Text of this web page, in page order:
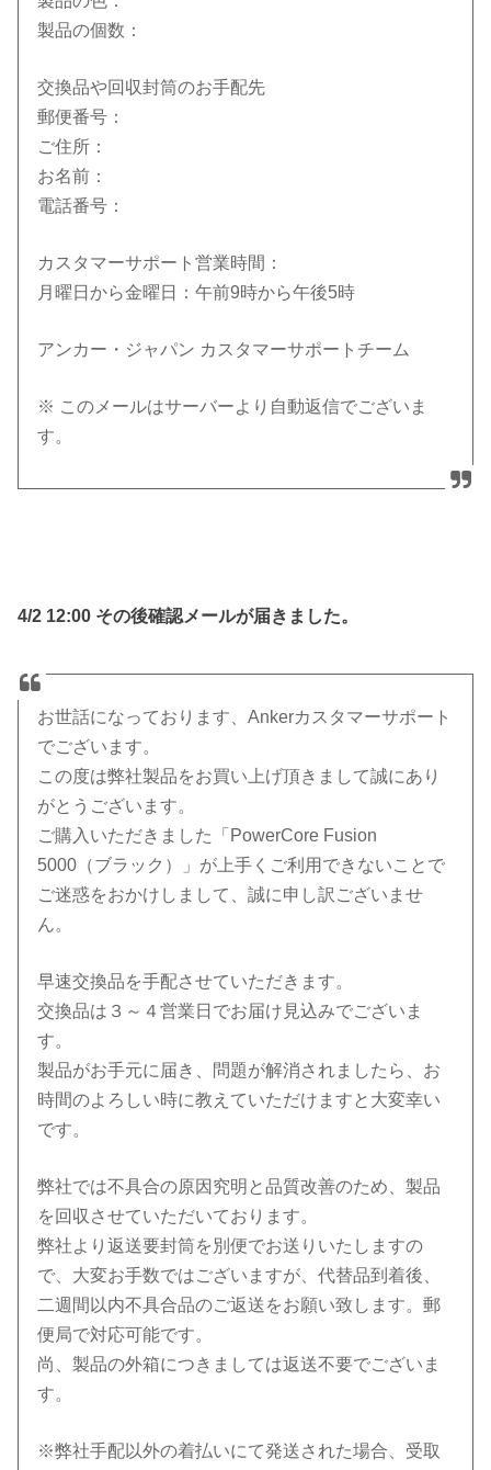
製品の個数：
交換品や回収封筒のお手配先
郵便番号：
ご住所：
お名前：
電話番号：
カスタマーサポート営業時間：
月曜日から金曜日：午前9時から午後5時
アンカー・ジャパン カスタマーサポートチーム
※ このメールはサーバーより自動返信でございま
す。
4/2 12:00 その後確認メールが届きました。
お世話になっております、Ankerカスタマーサポート
でござい ます。
この度は弊社製品をお買い上げ頂きまして誠にあり
がとうございます。
ご購入いただきました「PowerCore Fusion
5000（ブラック）」が上手くご利用できないことで
ご迷惑をおかけしまして、誠に申し訳ございませ
ん。
早速交換品を手配させていただきます。
交換品は３～４営業日でお届け見込みでございま
す。
製品がお手元に届き、問題が解消されましたら、お
時間のよろしい時に教えていただけますと大変幸い
です。
弊社では不具合の原因究明と品質改善のため、製品
を回収させていただいております。
弊社より返送要封筒を別便でお送りいたしますの
で、大変お手数ではございますが、代替品到着後、
二週間以内不具合品のご返送をお願い致します。郵
便局で対応可能です。
尚、製品の外箱につきましては返送不要でございま
す。
※弊社手配以外の着払いにて発送された場合、受取